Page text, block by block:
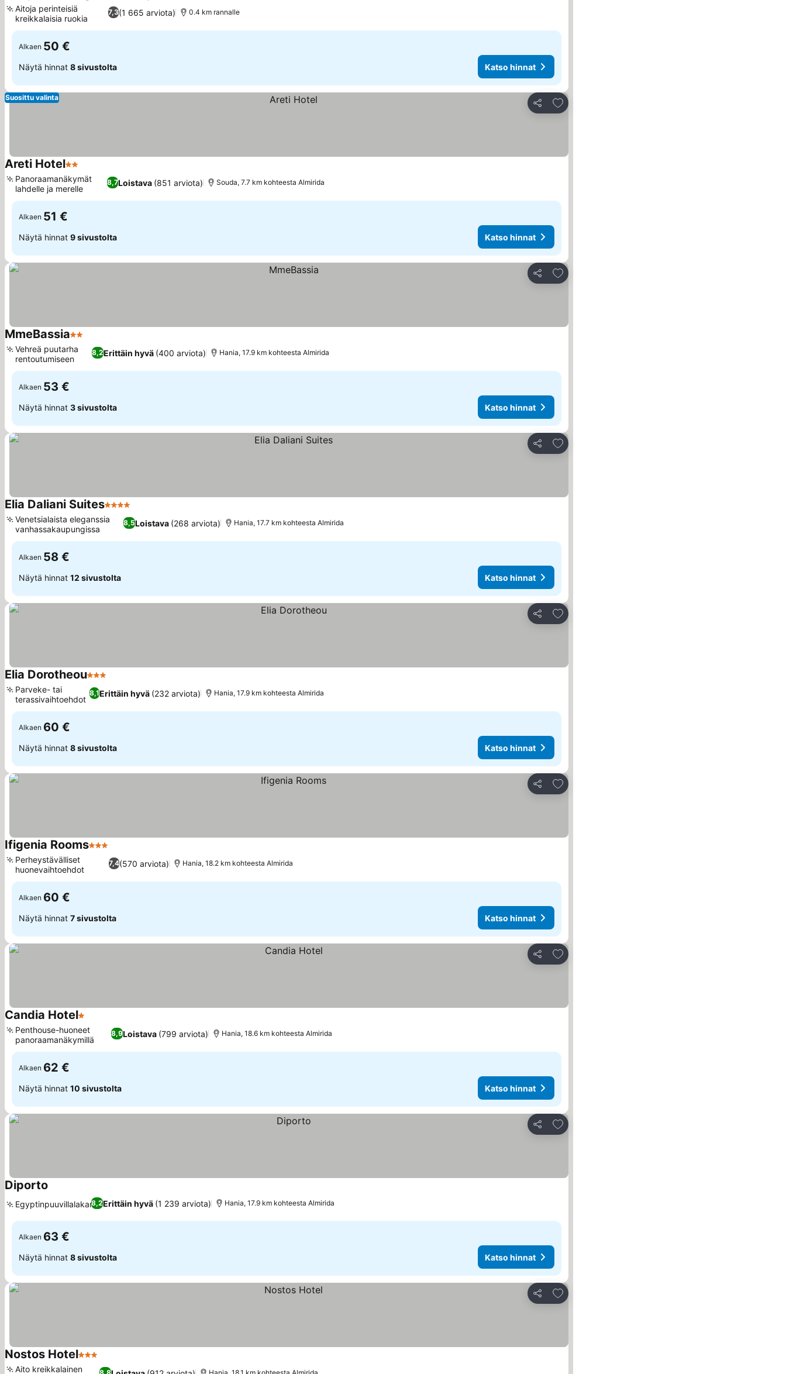
7,3(1 665 arviota)
Aitoja perinteisiä
kreikkalaisia ruokia
0.4 km rannalle
Alkaen 50 €
Näytä hinnat 8 sivustolta Katso hinnat
Jaa
Lisää suosikkeihin
Suosittu valinta
Areti Hotel2 Tähtiluokitus
8,7Loistava (851 arviota)
Panoraamanäkymät
lahdelle ja merelle
Souda, 7.7 km kohteesta Almirida
Alkaen 51 €
Näytä hinnat 9 sivustolta Katso hinnat
Jaa
Lisää suosikkeihin
MmeBassia2 Tähtiluokitus
8,2Erittäin hyvä (400 arviota)
Vehreä puutarha
rentoutumiseen
Hania, 17.9 km kohteesta Almirida
Alkaen 53 €
Näytä hinnat 3 sivustolta Katso hinnat
Jaa
Lisää suosikkeihin
Elia Daliani Suites4 Tähtiluokitus
8,5Loistava (268 arviota)
Venetsialaista eleganssia
vanhassakaupungissa
Hania, 17.7 km kohteesta Almirida
Alkaen 58 €
Näytä hinnat 12 sivustolta Katso hinnat
Jaa
Lisää suosikkeihin
Elia Dorotheou3 Tähtiluokitus
8,1Erittäin hyvä (232 arviota)
Parveke- tai
terassivaihtoehdot
Hania, 17.9 km kohteesta Almirida
Alkaen 60 €
Näytä hinnat 8 sivustolta Katso hinnat
Jaa
Lisää suosikkeihin
Ifigenia Rooms3 Tähtiluokitus
7,4(570 arviota)
Perheystävälliset
huonevaihtoehdot
Hania, 18.2 km kohteesta Almirida
Alkaen 60 €
Näytä hinnat 7 sivustolta Katso hinnat
Jaa
Lisää suosikkeihin
Candia Hotel1 Tähtiluokitus
8,9Loistava (799 arviota)
Penthouse-huoneet
panoraamanäkymillä
Hania, 18.6 km kohteesta Almirida
Alkaen 62 €
Näytä hinnat 10 sivustolta Katso hinnat
Jaa
Lisää suosikkeihin
Diporto
8,2Erittäin hyvä (1 239 arviota)
Egyptinpuuvillalakanat Hania, 17.9 km kohteesta Almirida
Alkaen 63 €
Näytä hinnat 8 sivustolta Katso hinnat
Jaa
Lisää suosikkeihin
Nostos Hotel3 Tähtiluokitus
Aito kreikkalainen